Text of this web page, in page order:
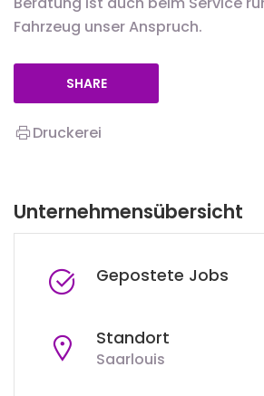
Fahrzeug unser Anspruch.
SHARE
Druckerei
Unternehmensübersicht
Gepostete Jobs
Standort
Saarlouis